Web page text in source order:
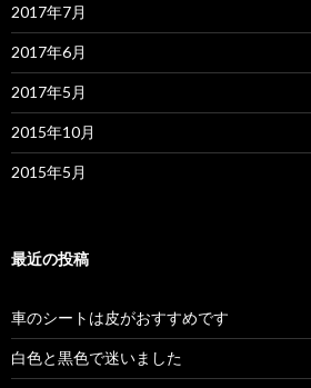
2017年7月
2017年6月
2017年5月
2015年10月
2015年5月
最近の投稿
車のシートは皮がおすすめです
白色と黒色で迷いました